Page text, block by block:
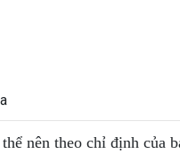
nên theo chỉ định của